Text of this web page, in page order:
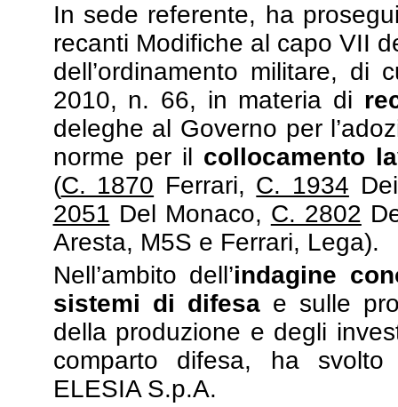
In sede referente, ha
recanti Modifiche al capo VII
dell’ordinamento militare, di
2010, n. 66, in materia di
deleghe al Governo per
norme per il collocamento
(C. 1870 Ferrari, C. 1934
2051 Del Monaco, C. 2802
Aresta, M5S e Ferrari, Lega).
Nell’ambito dell’indagine
sistemi di difesae sulle
della produzione e degli
comparto difesa, ha svolto
ELESIA S.p.A.